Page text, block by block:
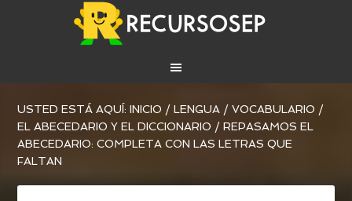
USTED ESTÁ AQUÍ:INICIO / LENGUA / VOCABULARIO /
EL ABECEDARIO Y EL DICCIONARIO / REPASAMOS EL
ABECEDARIO: COMPLETA CON LAS LETRAS QUE
FALTAN